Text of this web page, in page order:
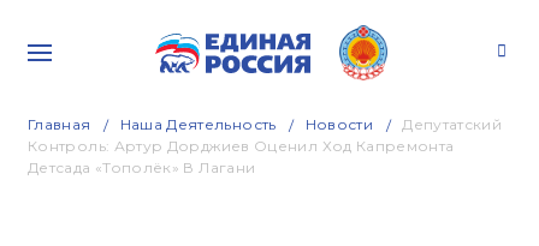
Главная Наша Деятельность Новости
Депутатский
Контроль: Артур Дорджиев Оценил Ход Капремонта
Детсада «Тополёк» В Лагани